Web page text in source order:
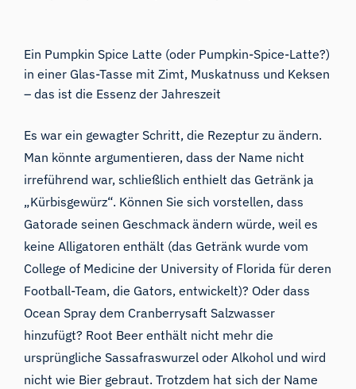
Ein Pumpkin Spice Latte (oder Pumpkin-Spice-Latte?)
in einer Glas-Tasse mit Zimt, Muskatnuss und Keksen
– das ist die Essenz der Jahreszeit
Es war ein gewagter Schritt, die Rezeptur zu ändern.
Man könnte argumentieren, dass der Name nicht
irreführend war, schließlich enthielt das Getränk ja
„Kürbisgewürz“. Können Sie sich vorstellen, dass
Gatorade seinen Geschmack ändern würde, weil es
keine Alligatoren enthält (das Getränk wurde vom
College of Medicine der University of Florida für deren
Football-Team, die Gators,entwickelt)? Oder dass
Ocean Spray dem Cranberrysaft Salzwasser
hinzufügt? Root Beerenthält nicht mehr die
ursprüngliche Sassafraswurzel oder Alkohol und wird
nicht wie Bier gebraut. Trotzdem hat sich der Name